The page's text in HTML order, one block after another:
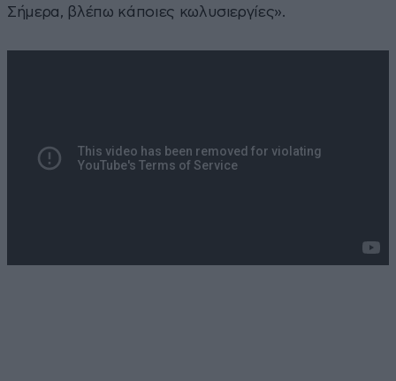
Σήμερα, βλέπω κάποιες κωλυσιεργίες».